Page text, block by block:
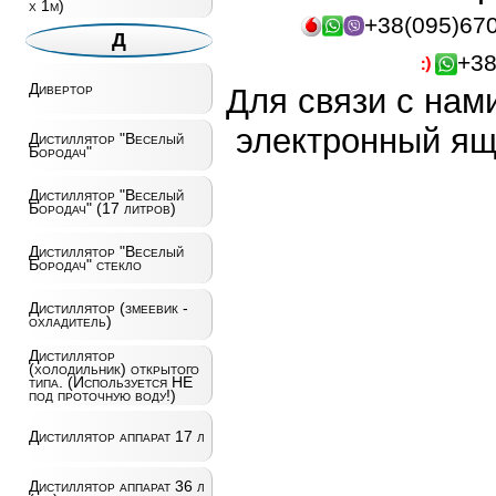
х 1м)
Д
Дивертор
Дистиллятор "Веселый
Бородач"
Дистиллятор "Веселый
Бородач" (17 литров)
Дистиллятор "Веселый
Бородач" стекло
Дистиллятор (змеевик -
охладитель)
Дистиллятор
(холодильник) открытого
типа. (Используется НЕ
под проточную воду!)
Дистиллятор аппарат 17 л
Дистиллятор аппарат 36 л
Для связи с
электронный